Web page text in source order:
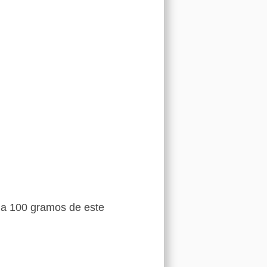
100 gramos de este